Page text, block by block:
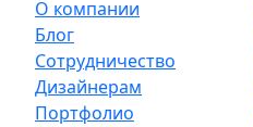
О компании
Блог
Сотрудничество
Дизайнерам
Портфолио